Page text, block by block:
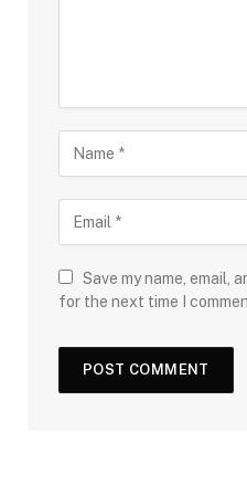
Save my name, email,
for the next time I